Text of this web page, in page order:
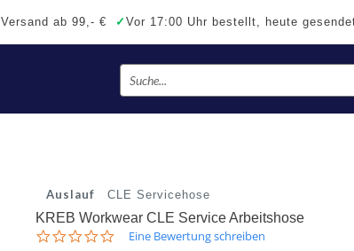
Versand ab 99,- € ✓ Vor 17:00 Uhr bestellt, heute
Auslauf CLE Servicehose
KREB Workwear CLE Service Arbeitshose
0.0Eine Bewertung schreiben